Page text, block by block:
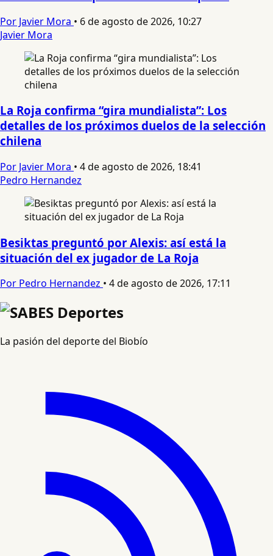
Por Javier Mora • 6 de agosto de 2026, 10:27
Javier Mora
La Roja confirma “gira mundialista”: Los
detalles de los próximos duelos de la selección
chilena
Por Javier Mora • 4 de agosto de 2026, 18:41
Pedro Hernandez
Besiktas preguntó por Alexis: así está la
situación del ex jugador de La Roja
Por Pedro Hernandez • 4 de agosto de 2026, 17:11
La pasión del deporte del Biobío